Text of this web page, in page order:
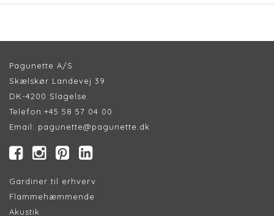
Pagunette A/S
Skælskør Landevej 39
DK-4200 Slagelse
Telefon:+45 58 57 04 00
Email: pagunette@pagunette.dk
Gardiner til erhverv
Flammehæmmende
Akustik